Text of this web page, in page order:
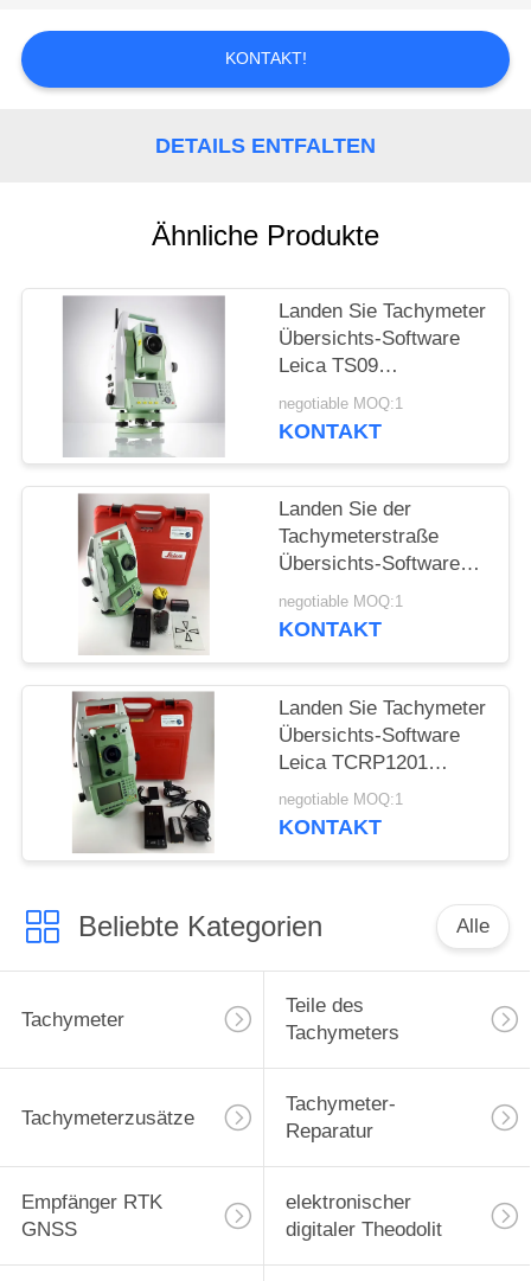
SIE EIN
ZITAT
KONTAKT!
DETAILS ENTFALTEN
Ähnliche Produkte
Landen Sie Tachymeter
Übersichts-Software
Leica TS09
Bezugsbogen-
Schlüssel-Software-
negotiable MOQ:1
KONTAKT
Landen Sie der
Tachymeterstraße
Übersichts-Software
Leica TS06 Software-
Ausrichtungscode 2D
negotiable MOQ:1
KONTAKT
Landen Sie Tachymeter
Übersichts-Software
Leica TCRP1201
Hinweis-LINIE
SCHLÜSSEL-Software-
negotiable MOQ:1
KONTAKT
Beliebte Kategorien Alle
Tachymeter
Teile des
Tachymeters
Tachymeterzusätze
Tachymeter-
Reparatur
Empfänger RTK
GNSS
elektronischer
digitaler Theodolit